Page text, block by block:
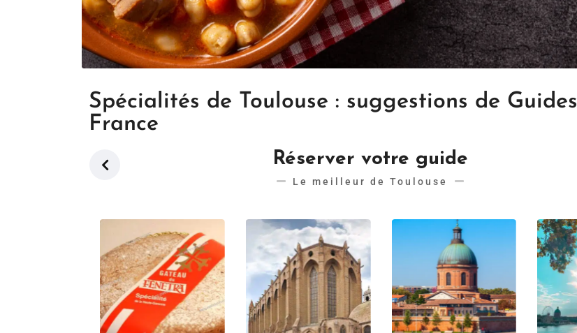
Spécialités de Toulouse : suggestions de Guides
France
Réserver votre guide
Le meilleur de Toulouse